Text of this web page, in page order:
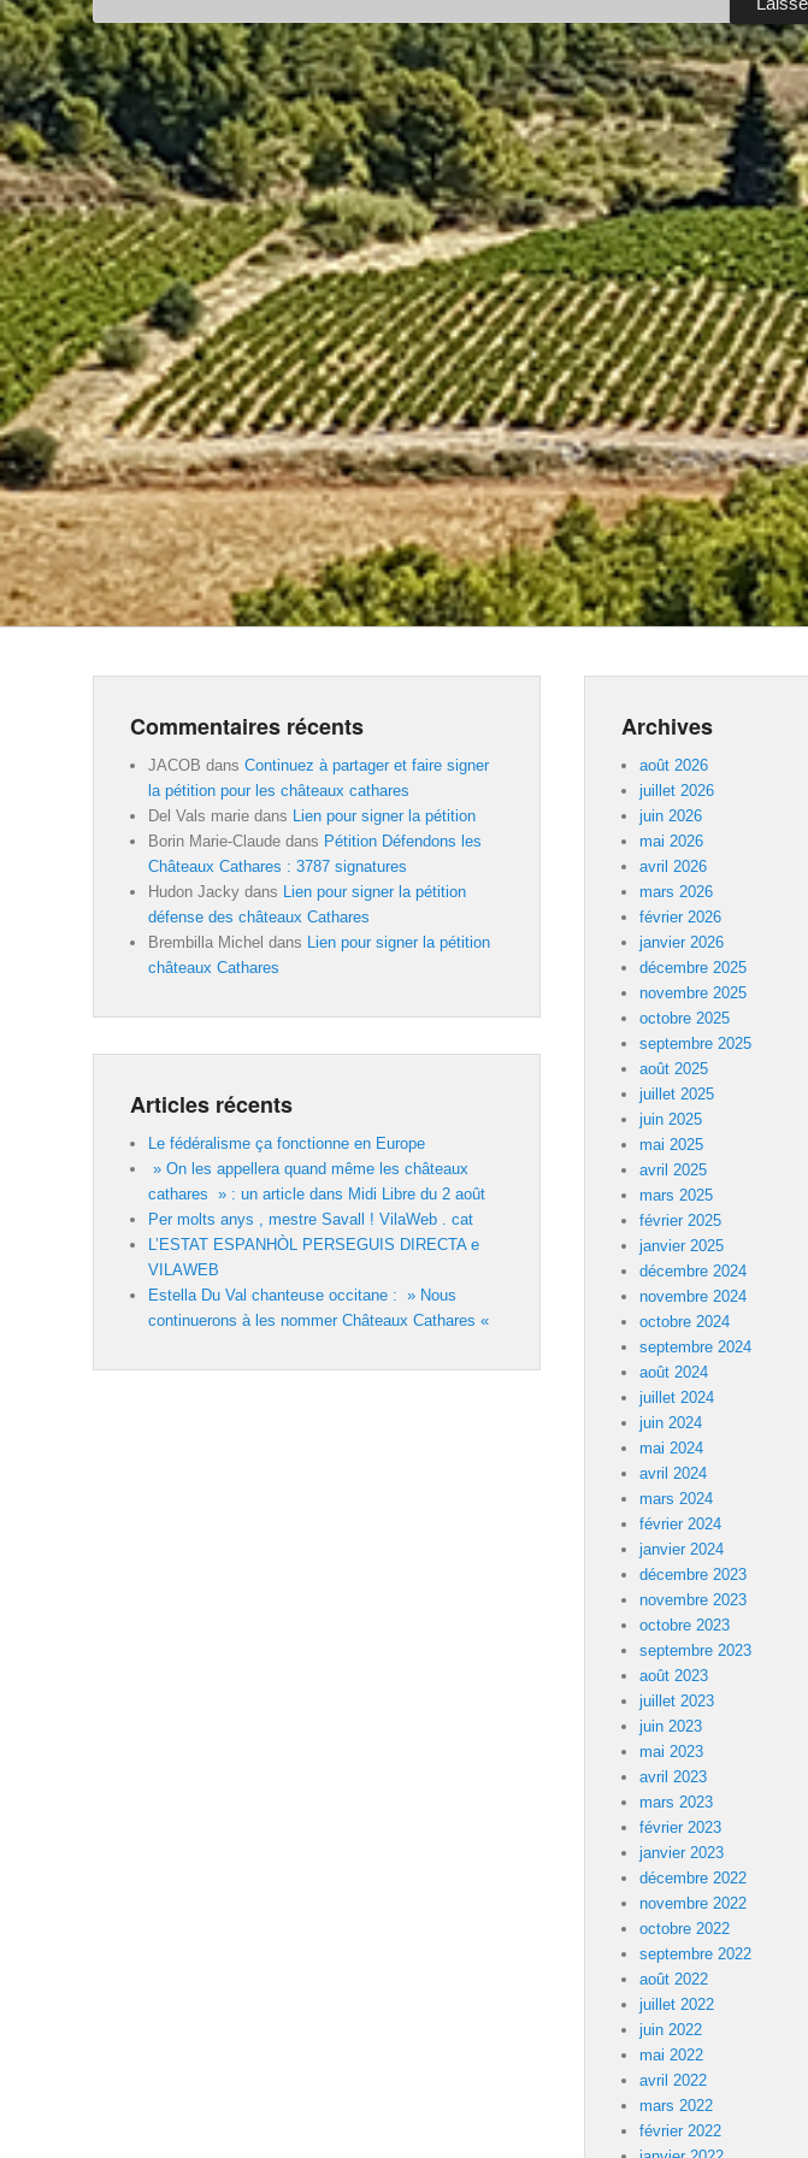
Commentaires récents
JACOB dans Continuez à partager et faire signer
la pétition pour les châteaux cathares
Del Vals marie dans
Lien pour signer la pétition
Borin Marie-Claude dans Pétition Défendons les
Châteaux Cathares : 3787 signatures
Hudon Jacky dans
Lien pour signer la pétition
défense des châteaux Cathares
Brembilla Michel dans
Lien pour signer la pétition
châteaux Cathares
Articles récents
Le fédéralisme ça fonctionne en Europe
» On les appellera quand même les châteaux
cathares » : un article dans Midi Libre du 2 août
Per molts anys , mestre Savall ! VilaWeb . cat
L’ESTAT ESPANHÒL PERSEGUIS DIRECTA e
VILAWEB
Estella Du Val chanteuse occitane : » Nous
continuerons à les nommer Châteaux Cathares «
Archives
août 2026
juillet 2026
juin 2026
mai 2026
avril 2026
mars 2026
février 2026
janvier 2026
décembre 2025
novembre 2025
octobre 2025
septembre 2025
août 2025
juillet 2025
juin 2025
mai 2025
avril 2025
mars 2025
février 2025
janvier 2025
décembre 2024
novembre 2024
octobre 2024
septembre 2024
août 2024
juillet 2024
juin 2024
mai 2024
avril 2024
mars 2024
février 2024
janvier 2024
décembre 2023
novembre 2023
octobre 2023
septembre 2023
août 2023
juillet 2023
juin 2023
mai 2023
avril 2023
mars 2023
février 2023
janvier 2023
décembre 2022
novembre 2022
octobre 2022
septembre 2022
août 2022
juillet 2022
juin 2022
mai 2022
avril 2022
mars 2022
février 2022